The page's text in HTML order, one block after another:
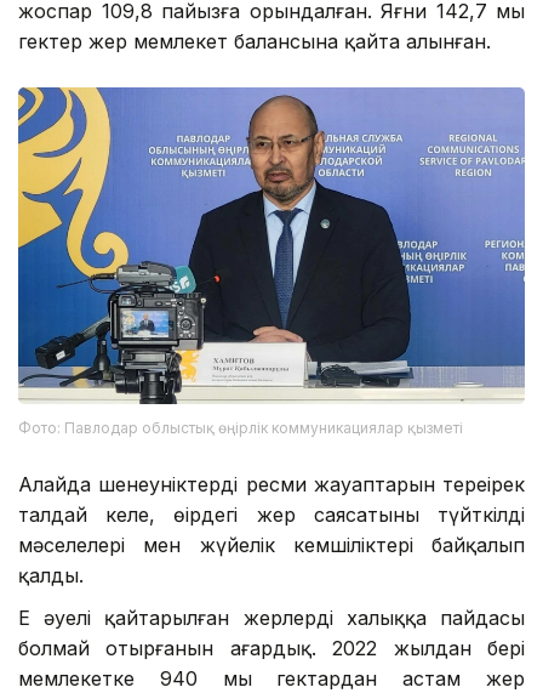
жоспар 109,8 пайызға орындалған. Яғни 142,7 мың
гектер жер мемлекет балансына қайта алынған.
Фото: Павлодар облыстық өңірлік коммуникациялар қызметі
Алайда шенеуніктердің ресми жауаптарын тереңірек
талдай келе, өңірдегі жер саясатының түйткілді
мәселелері мен жүйелік кемшіліктері байқалып
қалды.
Ең әуелі қайтарылған жерлердің халыққа пайдасы
болмай отырғанын аңғардық. 2022 жылдан бері
мемлекетке 940 мың гектардан астам жер